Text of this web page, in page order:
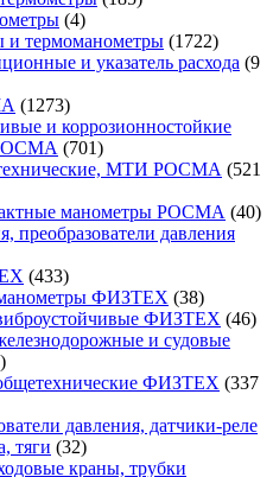
44
товара
термоманометры 17221722
товара
и указатель расхода 9
12731273
товара
и коррозионностойкие
701701
товарМТИ РОСМА
521
манометры РОСМА 4040
преобразователи давления
433433
товараФИЗТЕХ 3838
товаров
ФИЗТЕХ 4646
и судовые
12
товаров
ФИЗТЕХ 337
давления, датчики-реле
тяги 3232
товара
краны, трубки